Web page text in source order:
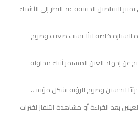
التفاصيل الدقيقة عند النظر إلى الأشياء
السيارة خاصة ليلًا بسبب ضعف وضوح
عن إجهاد العين المستمر أثناء محاولة
جزئيًا لتحسين وضوح الرؤية بشكل مؤقت.
بعد القراءة أو مشاهدة التلفاز لفترات